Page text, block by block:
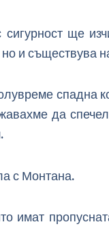
ще
и съществува
спадна
да
с Монтана.